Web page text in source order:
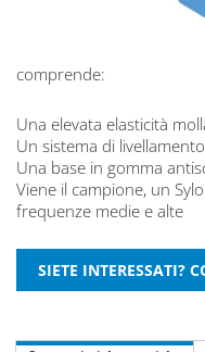
comprende:
Una elevata elasticità
Un sistema di
Una base in gomma
Viene il campione, un
frequenze medie e alte